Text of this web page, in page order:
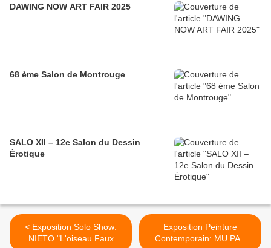
DAWING NOW ART FAIR 2025
68 ème Salon de Montrouge
SALO XII – 12e Salon du Dessin
Érotique
< Exposition Solo Show:
NIETO "L'oiseau Faux
Exposition Peinture
Contemporain: MU PAN